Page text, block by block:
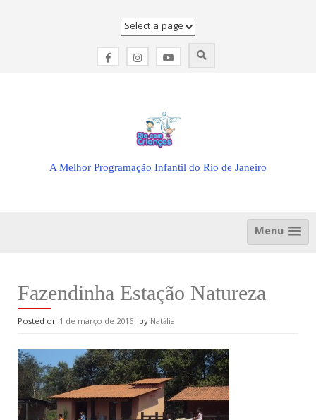
A Melhor Programação Infantil do Rio de Janeiro
Menu
Fazendinha Estação Natureza
Posted on 1 de março de 2016 byNatália